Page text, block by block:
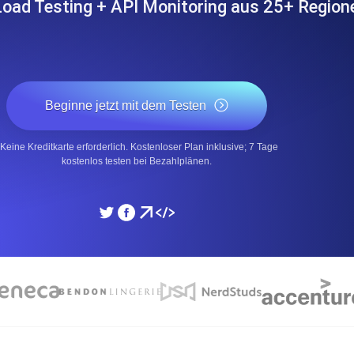
und Leistung mithilfe des
Überwachen Sie die
Kostenlos starten.
SSL Monitoring
Automatische SSL-
Kostenlos starten.
DNS Monitoring
Monitore als YAML, JS
Testing + API Monitoring aus 25+
Beginne jetzt mit dem Testen
Kreditkarte erforderlich. Kostenloser Plan inklusive; 7 Tage
kostenlos testen bei Bezahlplänen.